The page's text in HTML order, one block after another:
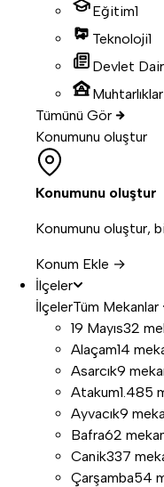
Eğitim1
Teknoloji1
Devlet
Muhtarlıklar
Tümünü Gör
Konumunu oluştur
Konumunu oluştur
Konumunu oluştur,
Konum Ekle →
İlçeler
İlçelerTüm Mekanlar
19 Mayıs32
Alaçam14
Asarcık9
Atakum1.485
Ayvacık9
Bafra62
Canik337
Çarşamba54